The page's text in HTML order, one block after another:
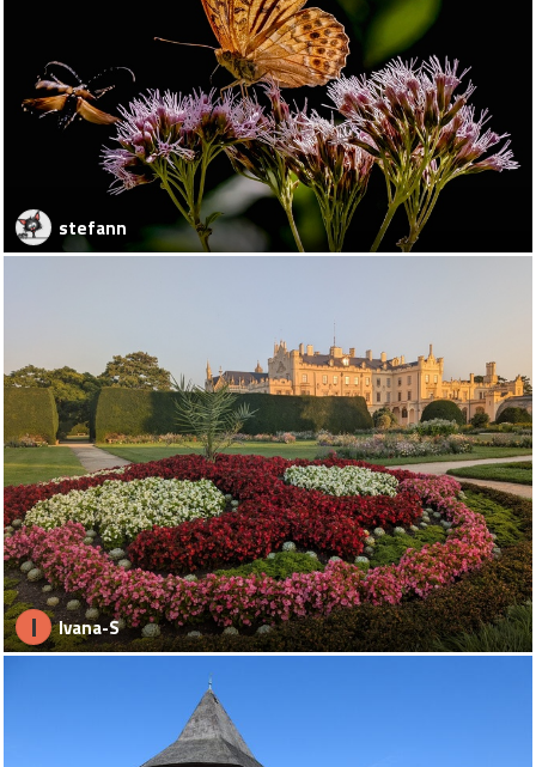
stefann
I Ivana-S